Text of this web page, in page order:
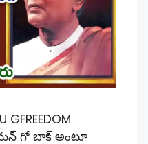
GFREEDOM
గో బాక్ అంటూ